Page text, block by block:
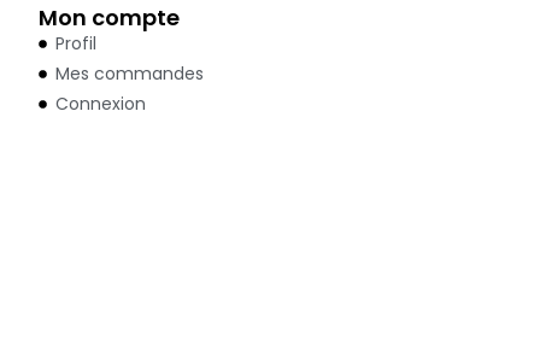
Mon compte
Profil
Mes commandes
Connexion